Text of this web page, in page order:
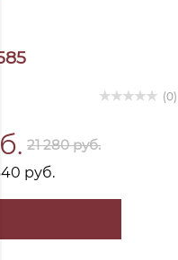
(0)
21 280 руб.
руб.